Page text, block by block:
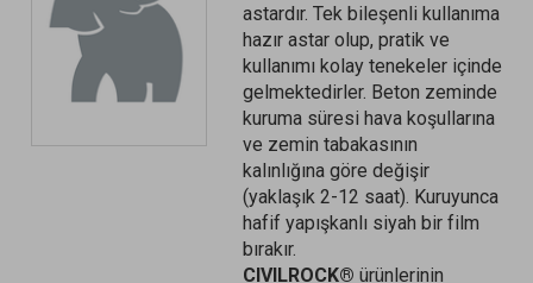
astardır. Tek bileşenli kullanıma
hazır astar olup, pratik ve
kullanımı kolay tenekeler içinde
gelmektedirler. Beton zeminde
kuruma süresi hava koşullarına
ve zemin tabakasının
kalınlığına göre değişir
(yaklaşık 2-12 saat). Kuruyunca
hafif yapışkanlı siyah bir film
bırakır.
CIVILROCK® ürünlerinin